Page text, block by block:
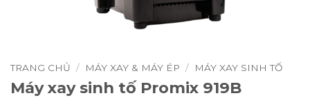
TRANG CHỦ / MÁY XAY & MÁY ÉP / MÁY XAY SINH TỐ
Máy xay sinh tố Promix 919B